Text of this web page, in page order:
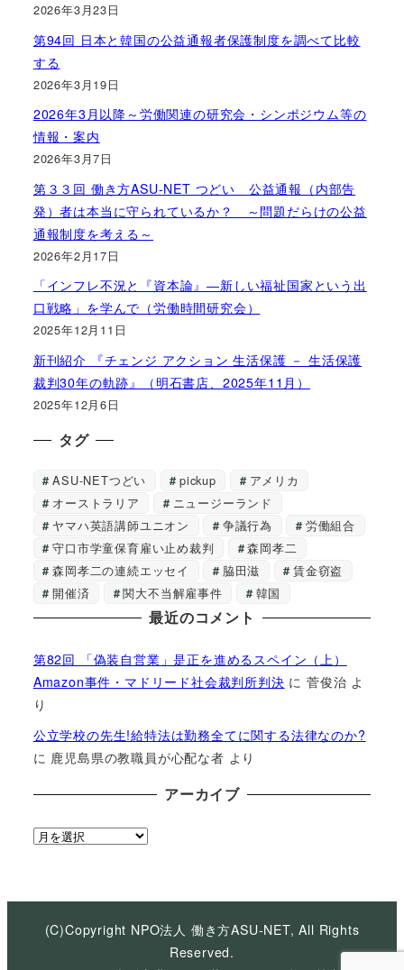
2026年3月23日
第94回 日本と韓国の公益通報者保護制度を調べて比較
する
2026年3月19日
2026年3月以降～労働関連の研究会・シンポジウム等の
情報・案内
2026年3月7日
第３３回 働き方ASU-NET つどい 公益通報（内部告
発）者は本当に守られているか？ ～問題だらけの公益
通報制度を考える～
2026年2月17日
「インフレ不況と『資本論』―新しい福祉国家という出
口戦略」を学んで（労働時間研究会）
2025年12月11日
新刊紹介 『チェンジ アクション 生活保護 － 生活保護
裁判30年の軌跡』（明石書店、2025年11月）
2025年12月6日
タグ
ASU-NETつどい pickup
アメリカ
オーストラリア
ニュージーランド
ヤマハ英語講師ユニオン
争議行為
労働組合
守口市学童保育雇い止め裁判
森岡孝二
森岡孝二の連続エッセイ
脇田滋
賃金窃盗
開催済
関大不当解雇事件 韓国
最近のコメント
第82回 「偽装自営業」是正を進めるスペイン（上）
Amazon事件・マドリード社会裁判所判決 に菅俊治 よ
り
公立学校の先生!給特法は勤務全てに関する法律なのか?
に 鹿児島県の教職員が心配な者 より
アーカイブ
ア
イ
(C)Copyright NPO法人 働き方ASU-NET, All Rights
Reserved.